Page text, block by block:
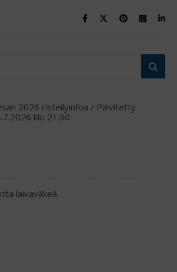
2026 risteilyinfoa / Päivitetty
klo 21.30
laivaväkeä